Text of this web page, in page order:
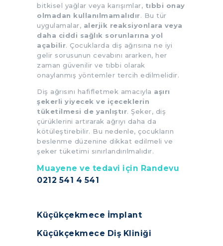
bitkisel yağlar veya karışımlar, tıbbi onay
olmadan kullanılmamalıdır. Bu tür
uygulamalar, alerjik reaksiyonlara veya
daha ciddi sağlık sorunlarına yol
açabilir. Çocuklarda diş ağrısına ne iyi
gelir sorusunun cevabını ararken, her
zaman güvenilir ve tıbbi olarak
onaylanmış yöntemler tercih edilmelidir.
Diş ağrısını hafifletmek amacıyla aşırı
şekerli yiyecek ve içeceklerin
tüketilmesi de yanlıştır. Şeker, diş
çürüklerini artırarak ağrıyı daha da
kötüleştirebilir. Bu nedenle, çocukların
beslenme düzenine dikkat edilmeli ve
şeker tüketimi sınırlandırılmalıdır.
Muayene ve tedavi için Randevu
0212 541 4 541
Küçükçekmece İmplant
Küçükçekmece Diş Kliniği